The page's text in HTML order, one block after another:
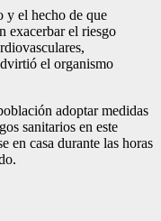
y el hecho de que
exacerbar el riesgo
el organismo
adoptar medidas
sanitarios en este
en casa durante las horas